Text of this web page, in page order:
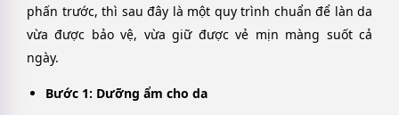
phấn trước, thì sau đây là một quy trình chuẩn để làn da
vừa được bảo vệ, vừa giữ được vẻ mịn màng suốt cả
ngày.
Bước 1: Dưỡng ẩm cho da